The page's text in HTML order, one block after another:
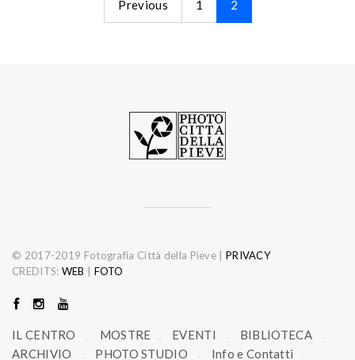
Previous 1 2
© 2017-2019 Fotografia Città della Pieve
PRIVACY
CREDITS: WEB FOTO
IL CENTRO MOSTRE EVENTI
BIBLIOTECA
ARCHIVIO
PHOTO STUDIO Info e Contatti